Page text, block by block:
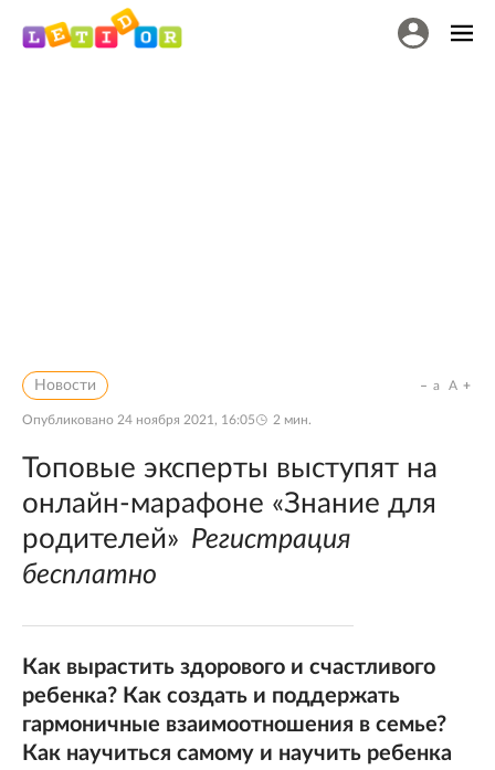
Новости
Опубликовано 24 ноября 2021, 16:05 2 мин.
a A
Топовые эксперты выступят на
онлайн-марафоне «Знание для
родителей» Регистрация
бесплатно
Как вырастить здорового и счастливого
ребенка? Как создать и поддержать
гармоничные взаимоотношения в семье?
Как научиться самому и научить ребенка